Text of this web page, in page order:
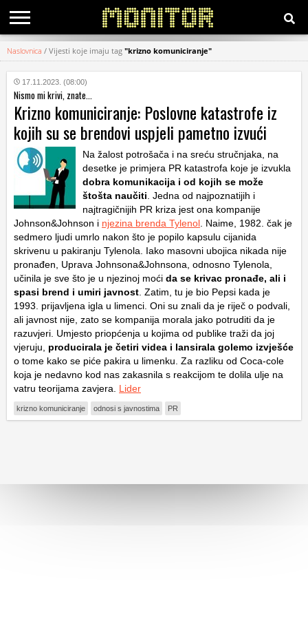
KATEGORIJE
HRVATSKI
WEB
Naslovnica / Vijesti koje imaju tag "krizno komuniciranje"
17.11.2023. (08:00)
Nismo mi krivi, znate...
Krizno komuniciranje: Poslovne katastrofe iz
kojih su se brendovi uspjeli pametno izvući
Na žalost potrošača i na sreću stručnjaka, na
desetke je primjera PR katastrofa koje je izvukla
dobra komunikacija i od kojih se može
štošta naučiti . Jedna od najpoznatijih i
najtragičnijih PR kriza jest ona kompanije
Johnson&Johnson i njezina brenda Tylenol . Naime, 1982. čak je
sedmero ljudi umrlo nakon što je popilo kapsulu cijanida
skrivenu u pakiranju Tylenola. Iako masovni ubojica nikada nije
pronađen, Uprava Johnsona&Johnsona, odnosno Tylenola,
učinila je sve što je u njezinoj moći da se krivac pronađe, ali i
spasi brend i umiri javnost . Zatim, tu je bio Pepsi kada je
1993. prijavljena igla u limenci. Oni su znali da je riječ o podvali,
ali javnost nije, zato se kompanija morala jako potruditi da je
razuvjeri. Umjesto priopćenja u kojima od publike traži da joj
vjeruju, producirala je četiri videa i lansirala golemo izvješće
o tome kako se piće pakira u limenku. Za razliku od Coca-cole
koja je nedavno kod nas zakasnila s reakcijom te dolila ulje na
vatru teorijama zavjera. Lider
krizno komuniciranje odnosi s javnostima PR